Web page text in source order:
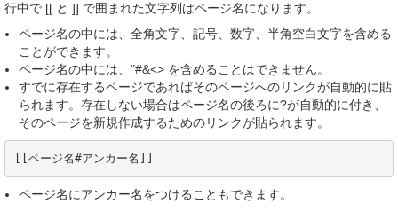
行中で [[ と ]] で囲まれた文字列はページ名になります。
ページ名の中には、全角文字、記号、数字、半角空白文字を含める
ことができます。
ページ名の中には、"#&<> を含めることはできません。
すでに存在するページであればそのページへのリンクが自動的に貼
られます。存在しない場合はページ名の後ろに?が自動的に付き、
そのページを新規作成するためのリンクが貼られます。
[[ページ名#アンカー名]]
ページ名にアンカー名をつけることもできます。